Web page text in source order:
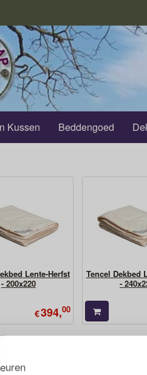
Kussen Beddengoed
Lente-Herfst
- 200x220
€394,00
Tencel Dekbed
-